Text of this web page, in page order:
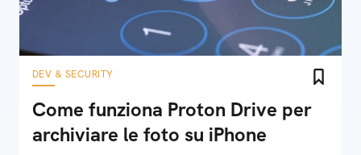
DEV & SECURITY
Come funziona Proton Drive per
archiviare le foto su iPhone